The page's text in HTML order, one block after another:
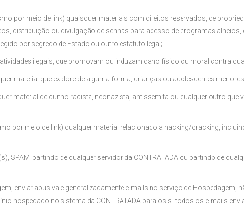
por meio de link) quaisquer materiais com direitos reservados, de
distribuição ou divulgação de senhas para acesso de programas
por segredo de Estado ou outro estatuto legal;
ilegais, que promovam ou induzam dano físico ou moral contra
material que explore de alguma forma, crianças ou adolescentes
material de cunho racista, neonazista, antissemita ou qualquer outro que
por meio de link) qualquer material relacionado a hacking/cracking,
SPAM, partindo de qualquer servidor da CONTRATADA ou partindo de
enviar abusiva e generalizadamente e-mails no serviço de Hospedagem,
hospedado no sistema da CONTRATADA para os s- todos os e-mails